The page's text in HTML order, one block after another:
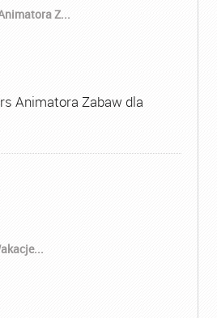
Z...
Animatora Zabaw dla